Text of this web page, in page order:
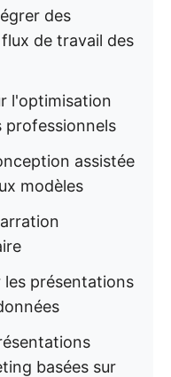
des
de travail des
l'optimisation
professionnels
assistée
modèles
les présentations
basées sur